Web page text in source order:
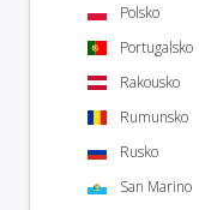
Polsko
Portugalsko
Rakousko
Rumunsko
Rusko
San Marino